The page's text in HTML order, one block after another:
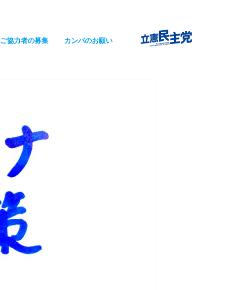
ご協力者の募集 カンパのお願い